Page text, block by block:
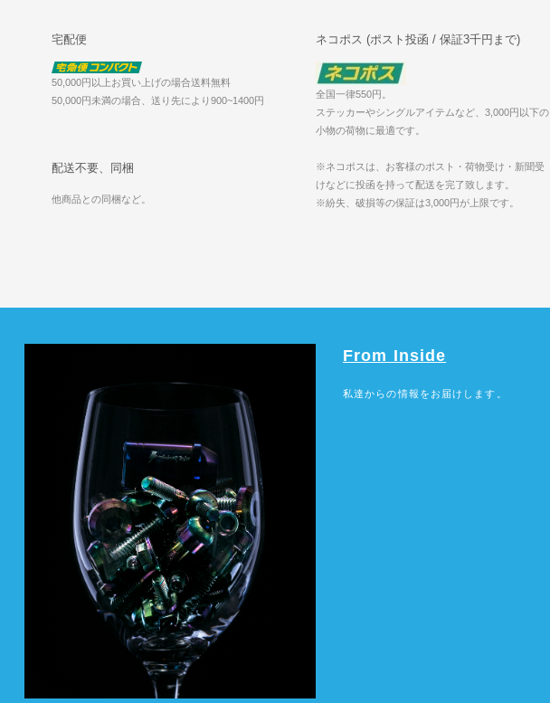
宅配便
50,000円以上お買い上げの場合送料無料
50,000円未満の場合、送り先により900~1400円
ネコポス (ポスト投函 / 保証3千円まで)
全国一律550円。
ステッカーやシングルアイテムなど、3,000円以下の
小物の荷物に最適です。
※ネコポスは、お客様のポスト・荷物受け・新聞受
けなどに投函を持って配送を完了致します。
※紛失、破損等の保証は3,000円が上限です。
配送不要、同梱
他商品との同梱など。
From Inside
私達からの情報をお届けします。